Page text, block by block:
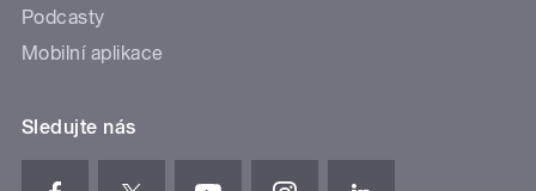
Podcasty
Mobilní aplikace
Sledujte nás